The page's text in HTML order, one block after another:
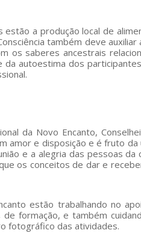
a produção local de
também deve
os saberes ancestrais
da autoestima dos
da Novo Encanto,
amor e disposição e é fruto
e a alegria das pessoas
os conceitos de dar e
estão trabalhando no
formação, e também
fotográfico das atividades.